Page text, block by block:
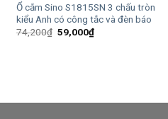
Ổ cắm Sino S1815SN 3 chấu tròn
kiểu Anh có công tắc và đèn báo
74,200₫ Giá
gốc
59,000₫Giá
hiện